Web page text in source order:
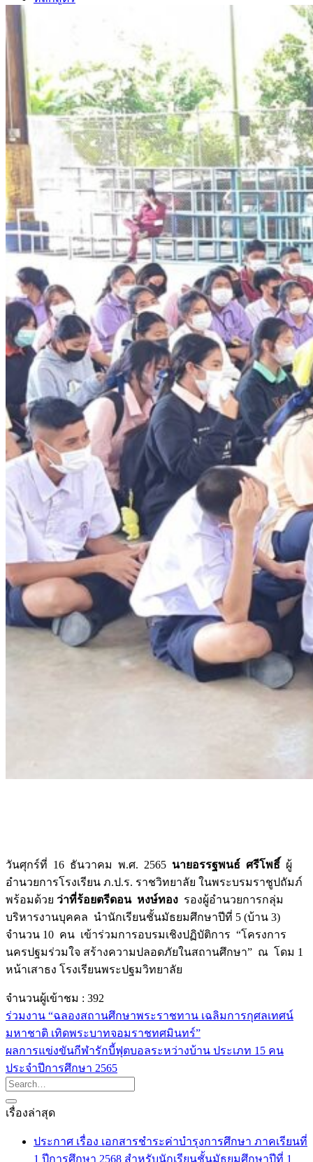
หลักสูตรผู้นำ
หลักสูตรแผนการเรียนเทคโนโลยีและการจัดการ
ข่าวสารและกิจกรรม
นักเรียนปัจจุบัน
ห้องสมุดและคลังข้อมูล
ตรวจสอบผลการเรียน
ชมรม KC Channel
E-Learning
การเรียนการสอนทางไกล
LMS บทเรียนออนไลน์
สิ่งอำนวยความสะดวก
การบริการ
ห้องสมุดและคลังข้อมูล
รายการอาหาร
รายงานการประเมินสถานศึกษา
แผนปฏิบัติการปีงบประมาณ 2568
จัดซื้อจัดจ้าง
รายงานงบทดลอง
ภาพกิจกรรม
เผยแพร่ผลงานทางวิชาการ
หมายเลขโทรศัพท์ภายใน
ปฎิทินโรงเรียน
ระบบแจ้งเรื่องร้องเรียน
วันศุกร์ที่ 16 ธันวาคม พ.ศ. 2565 นายอรรฐพนธ์ ศรีโพธิ์ ผู้
อำนวยการโรงเรียน ภ.ป.ร. ราชวิทยาลัย ในพระบรมราชูปถัมภ์
พร้อมด้วย ว่าที่ร้อยตรีดอน หงษ์ทอง รองผู้อำนวยการกลุ่ม
บริหารงานบุคคล นำนักเรียนชั้นมัธยมศึกษาปีที่ 5 (บ้าน 3)
จำนวน 10 คน เข้าร่วมการอบรมเชิงปฏิบัติการ “โครงการ
นครปฐมร่วมใจ สร้างความปลอดภัยในสถานศึกษา” ณ โดม 1
หน้าเสาธง โรงเรียนพระปฐมวิทยาลัย
จำนวนผู้เข้าชม : 392
ร่วมงาน “ฉลองสถานศึกษาพระราชทาน เฉลิมการกุศลเทศน์
มหาชาติ เทิดพระบาทจอมราชทศมินทร์”
ผลการแข่งขันกีฬารักบี้ฟุตบอลระหว่างบ้าน ประเภท 15 คน
ประจำปีการศึกษา 2565
เรื่องล่าสุด
ประกาศ เรื่อง เอกสารชำระค่าบำรุงการศึกษา ภาคเรียนที่
1 ปีการศึกษา 2568 สำหรับนักเรียนชั้นมัธยมศึกษาปีที่ 1